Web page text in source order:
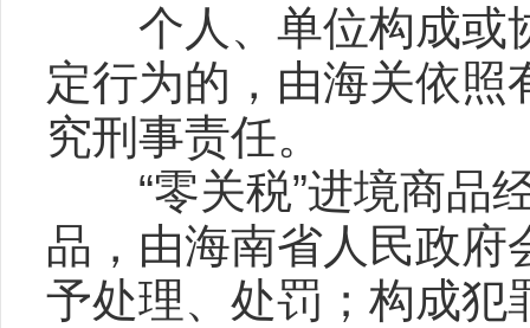
个人、单位构成或协
定行为的，由海关依
究刑事责任。
“零关税”进境商品经
品，由海南省人民政府
予处理、处罚；构成犯